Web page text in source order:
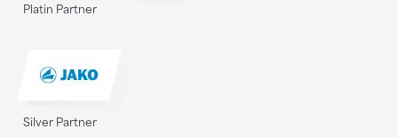
Platin Partner
Silver Partner